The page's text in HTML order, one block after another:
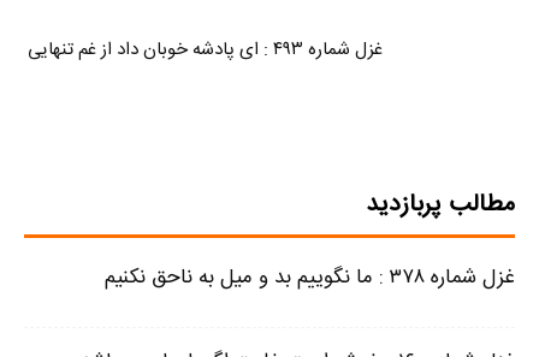
غزل شماره ۴۹۳ : ای پادشه خوبان داد از غم تنهایی
مطالب پربازدید
غزل شماره ۳۷۸ : ما نگوییم بد و میل به ناحق نکنیم